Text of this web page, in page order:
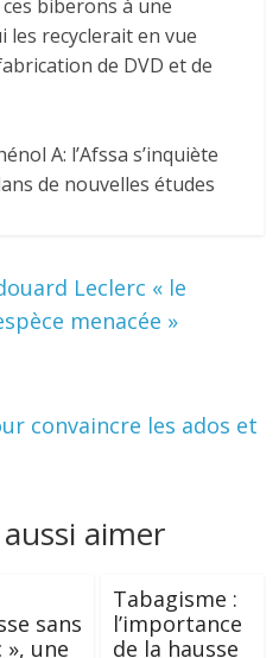
biberons à une
les recyclerait en vue
de DVD et de
A: l’Afssa s’inquiète
de nouvelles études
Leclerc « le
menacée »
convaincre les ados et
aimer
sans
une
Tabagisme :
l’importance
de la hausse